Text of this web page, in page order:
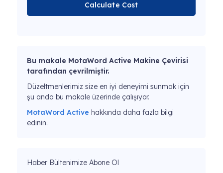
Calculate Cost
Bu makale MotaWord Active Makine Çevirisi
tarafından çevrilmiştir.
Düzeltmenlerimiz size en iyi deneyimi sunmak için
şu anda bu makale üzerinde çalışıyor.
MotaWord Active hakkında daha fazla bilgi
edinin.
Haber Bültenimize Abone Ol